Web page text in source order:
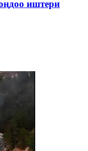
иштери